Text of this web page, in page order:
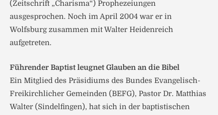
(Zeitschrift „Charisma“) Prophezeiungen
ausgesprochen. Noch im April 2004 war er in
Wolfsburg zusammen mit Walter Heidenreich
aufgetreten.
Führender Baptist leugnet Glauben an die Bibel
Ein Mitglied des Präsidiums des Bundes Evangelisch-
Freikirchlicher Gemeinden (BEFG), Pastor Dr. Matthias
Walter (Sindelfingen), hat sich in der baptistischen